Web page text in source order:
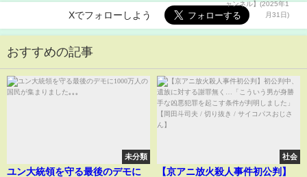
Xでフォローしよう
おすすめの記事
未分類
ユン大統領を守る最後のデモに
社会
【京アニ放火殺人事件初公判】